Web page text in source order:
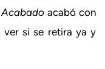
Acabado acabó con
si se retira ya y